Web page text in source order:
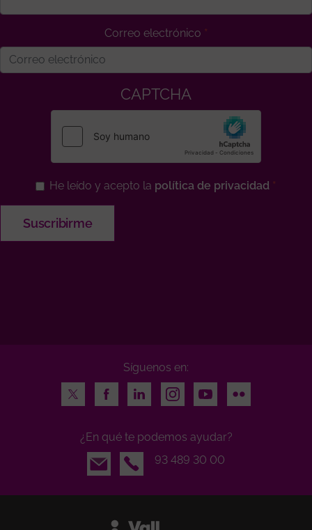
Correo electrónico
CAPTCHA
He leído y acepto la política de privacidad
Síguenos en:
Twitter
FacebookLinkedInInstagramYoutubeFlickr
¿En qué te podemos ayudar?
Email
93 489 30 00